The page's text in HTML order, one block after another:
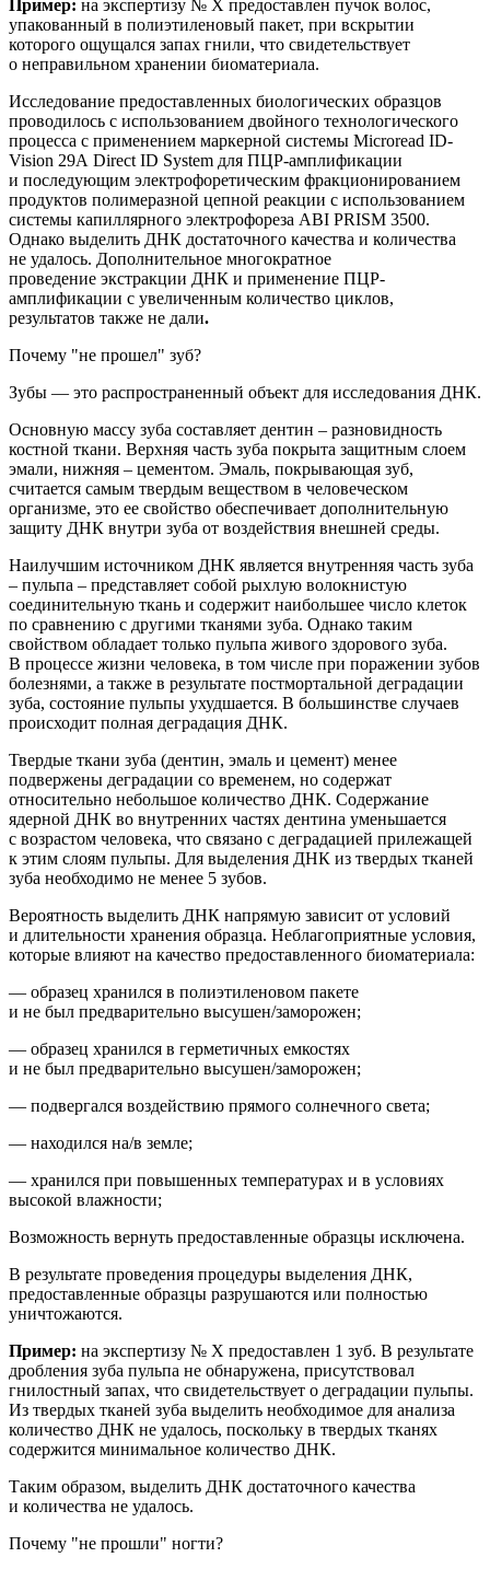
Пример: на экспертизу № Х предоставлен пучок волос,
упакованный в полиэтиленовый пакет, при вскрытии
которого ощущался запах гнили, что свидетельствует
о неправильном хранении биоматериала.
Исследование предоставленных биологических образцов
проводилось с использованием двойного технологического
процесса с применением маркерной системы Microread ID-
Vision 29A Direct ID System для ПЦР-амплификации
и последующим электрофоретическим фракционированием
продуктов полимеразной цепной реакции с использованием
системы капиллярного электрофореза ABI PRISM 3500.
Однако выделить ДНК достаточного качества и количества
не удалось. Дополнительное многократное
проведение экстракции ДНК и применение ПЦР-
амплификации с увеличенным количество циклов,
результатов также не дали.
Почему "не прошел" зуб?
Зубы — это распространенный объект для исследования ДНК.
Основную массу зуба составляет дентин – разновидность
костной ткани. Верхняя часть зуба покрыта защитным слоем
эмали, нижняя – цементом. Эмаль, покрывающая зуб,
считается самым твердым веществом в человеческом
организме, это ее свойство обеспечивает дополнительную
защиту ДНК внутри зуба от воздействия внешней среды.
Наилучшим источником ДНК является внутренняя часть зуба
– пульпа – представляет собой рыхлую волокнистую
соединительную ткань и содержит наибольшее число клеток
по сравнению с другими тканями зуба. Однако таким
свойством обладает только пульпа живого здорового зуба.
В процессе жизни человека, в том числе при поражении зубов
болезнями, а также в результате постмортальной деградации
зуба, состояние пульпы ухудшается. В большинстве случаев
происходит полная деградация ДНК.
Твердые ткани зуба (дентин, эмаль и цемент) менее
подвержены деградации со временем, но содержат
относительно небольшое количество ДНК. Содержание
ядерной ДНК во внутренних частях дентина уменьшается
с возрастом человека, что связано с деградацией прилежащей
к этим слоям пульпы. Для выделения ДНК из твердых тканей
зуба необходимо не менее 5 зубов.
Вероятность выделить ДНК напрямую зависит от условий
и длительности хранения образца. Неблагоприятные условия,
которые влияют на качество предоставленного биоматериала:
— образец хранился в полиэтиленовом пакете
и не был предварительно высушен/заморожен;
— образец хранился в герметичных емкостях
и не был предварительно высушен/заморожен;
— подвергался воздействию прямого солнечного света;
— находился на/в земле;
— хранился при повышенных температурах и в условиях
высокой влажности;
Возможность вернуть предоставленные образцы исключена.
В результате проведения процедуры выделения ДНК,
предоставленные образцы разрушаются или полностью
уничтожаются.
Пример: на экспертизу № Х предоставлен 1 зуб. В результате
дробления зуба пульпа не обнаружена, присутствовал
гнилостный запах, что свидетельствует о деградации пульпы.
Из твердых тканей зуба выделить необходимое для анализа
количество ДНК не удалось, поскольку в твердых тканях
содержится минимальное количество ДНК.
Таким образом, выделить ДНК достаточного качества
и количества не удалось.
Почему "не прошли" ногти?